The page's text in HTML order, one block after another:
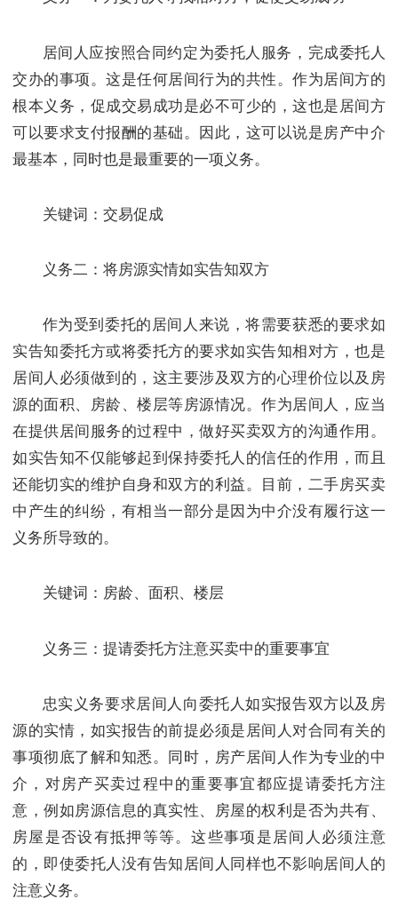
居间人应按照合同约定为委托人服务，完成委托人
交办的事项。这是任何居间行为的共性。作为居间方的
根本义务，促成交易成功是必不可少的，这也是居间方
可以要求支付报酬的基础。因此，这可以说是房产中介
最基本，同时也是最重要的一项义务。
关键词：交易促成
义务二：将房源实情如实告知双方
作为受到委托的居间人来说，将需要获悉的要求如
实告知委托方或将委托方的要求如实告知相对方，也是
居间人必须做到的，这主要涉及双方的心理价位以及房
源的面积、房龄、楼层等房源情况。作为居间人，应当
在提供居间服务的过程中，做好买卖双方的沟通作用。
如实告知不仅能够起到保持委托人的信任的作用，而且
还能切实的维护自身和双方的利益。目前，二手房买卖
中产生的纠纷，有相当一部分是因为中介没有履行这一
义务所导致的。
关键词：房龄、面积、楼层
义务三：提请委托方注意买卖中的重要事宜
忠实义务要求居间人向委托人如实报告双方以及房
源的实情，如实报告的前提必须是居间人对合同有关的
事项彻底了解和知悉。同时，房产居间人作为专业的中
介，对房产买卖过程中的重要事宜都应提请委托方注
意，例如房源信息的真实性、房屋的权利是否为共有、
房屋是否设有抵押等等。这些事项是居间人必须注意
的，即使委托人没有告知居间人同样也不影响居间人的
注意义务。